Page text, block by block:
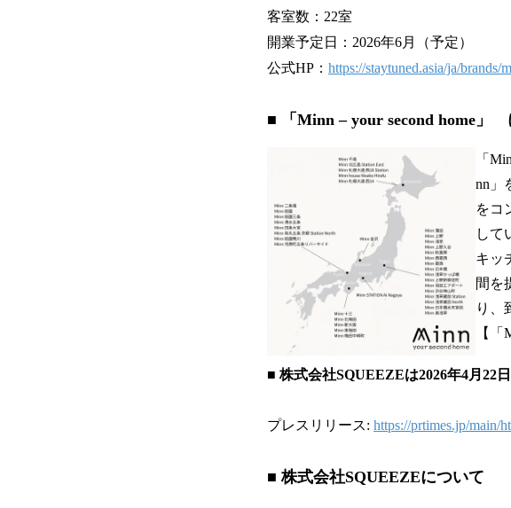
客室数：22室
開業予定日：2026年6月（予定）
公式HP： https://staytuned.asia/ja/
■ 「Minn – your second home」
「
nn」
をコ
して
キッ
間を
り、
【
■ 株式会社SQUEEZEは2026年4月22
プレスリリース: https://prtimes.jp/main/
■ 株式会社SQUEEZEについて